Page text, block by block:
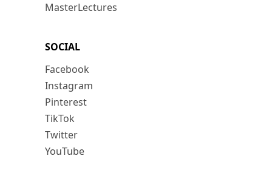
MasterLectures
SOCIAL
Facebook
Instagram
Pinterest
TikTok
Twitter
YouTube